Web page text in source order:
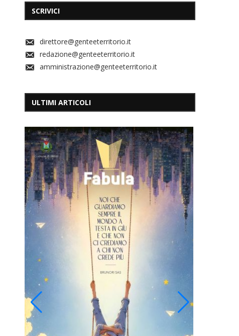
SCRIVICI
direttore@genteeterritorio.it
redazione@genteeterritorio.it
amministrazione@genteeterritorio.it
ULTIMI ARTICOLI